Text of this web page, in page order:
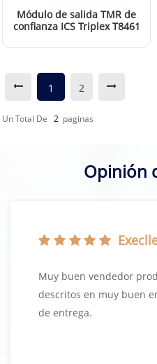
Módulo de salida TMR de
confianza ICS Triplex T8461
LEER MÁS
1 2
Un Total De 2 Paginas
Opinión
Muy buen vendedor
descritos en muy buen
de entrega.